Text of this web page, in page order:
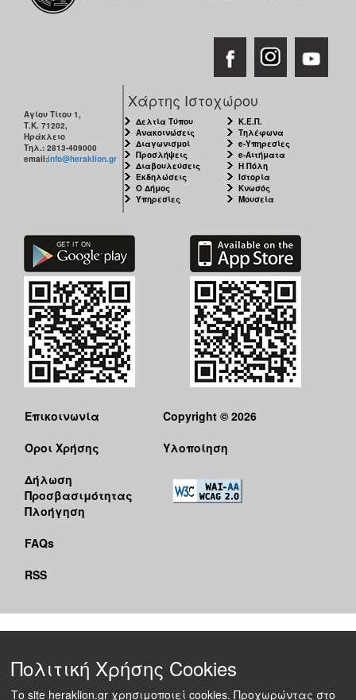
Αγίου Τίτου 1,
Τ.Κ. 71202,
Ηράκλειο
Τηλ.: 2813-409000
email:info@heraklion.gr
Χάρτης Ιστοχώρου
Δελτία Τύπου
Ανακοινώσεις
Διαγωνισμοί
Προσλήψεις
Διαβουλεύσεις
Εκδηλώσεις
Ο Δήμος
Υπηρεσίες
Κ.Ε.Π.
Τηλέφωνα
e-Υπηρεσίες
e-Αιτήματα
Η Πόλη
Ιστορία
Κνωσός
Μουσεία
Επικοινωνία
Όροι Χρήσης
Δήλωση
Προσβασιμότητας
Πλοήγηση
FAQs
RSS
Copyright © 2026
Υλοποίηση
Πολιτική Χρήσης Cookies
Το site heraklion.gr χρησιμοποιεί cookies. Προχωρώντας στο